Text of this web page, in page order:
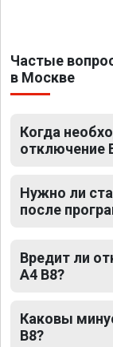
Частые
в Москве
Когда
отключение
Нужно ли
после
Вредит ли
A4 B8?
Каковы
B8?